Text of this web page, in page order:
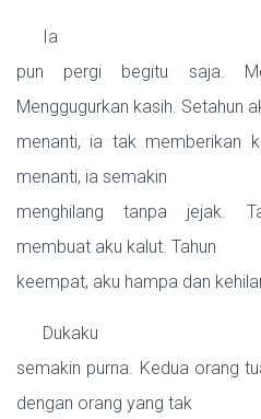
Ia
pun pergi begitu saja.
Menggugurkan kasih. Setahun
menanti, ia tak memberikan
menanti, ia semakin
menghilang tanpa jejak.
membuat aku kalut. Tahun
keempat, aku hampa dan
Dukaku
semakin purna. Kedua orang
dengan orang yang tak